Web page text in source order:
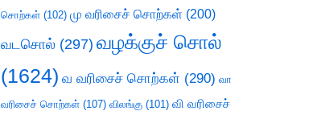
சொற்கள் (102) மு வரிசைச் சொற்கள் (200)
வடசொல் (297) வழக்குச் சொல்
(1624) வ வரிசைச் சொற்கள் (290) வா
வரிசைச் சொற்கள் (107) விலங்கு (101) வி வரிசைச்